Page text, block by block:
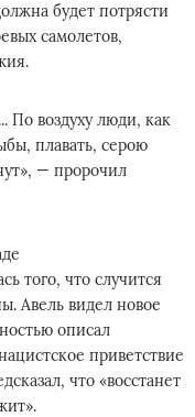
будет потрясти
самолетов,
По воздуху люди, как
плавать, серою
— пророчил
того, что случится
Авель видел новое
описал
приветствие
что «восстанет